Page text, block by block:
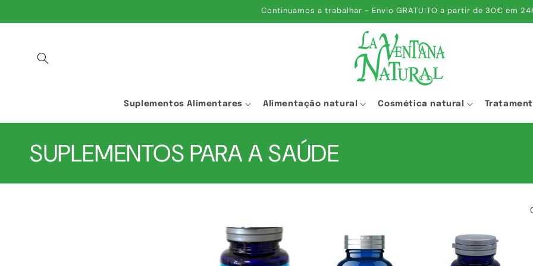
CONTEÚDO
Continuamos a trabalhar - Envio GRATUITO a partir de 30€ em
Suplementos Alimentares Alimentação natural Cosmética natural
C
o
SUPLEMENTOS PARA A SAÚDE